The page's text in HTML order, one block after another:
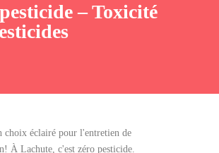
– Toxicité